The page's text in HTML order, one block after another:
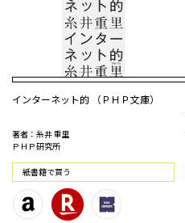
インターネット的 （ＰＨＰ文庫）
著者：糸井 重里
ＰＨＰ研究所
紙書籍で買う